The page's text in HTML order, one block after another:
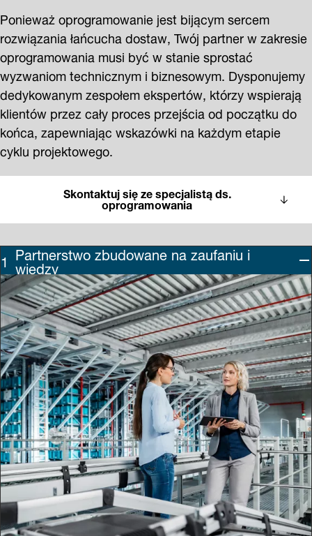
Ponieważ oprogramowanie jest bijącym sercem
rozwiązania łańcucha dostaw, Twój partner w zakresie
oprogramowania musi być w stanie sprostać
wyzwaniom technicznym i biznesowym. Dysponujemy
dedykowanym zespołem ekspertów, którzy wspierają
klientów przez cały proces przejścia od początku do
końca, zapewniając wskazówki na każdym etapie
cyklu projektowego.
Skontaktuj się ze specjalistą ds.
oprogramowania
Partnerstwo zbudowane na zaufaniu i
wiedzy